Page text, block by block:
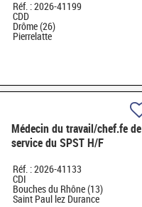
Réf. : 2026-41199
CDD
Drôme (26)
Pierrelatte
Médecin du travail/chef.fe de
service du SPST H/F
Réf. : 2026-41133
CDI
Bouches du Rhône (13)
Saint Paul lez Durance